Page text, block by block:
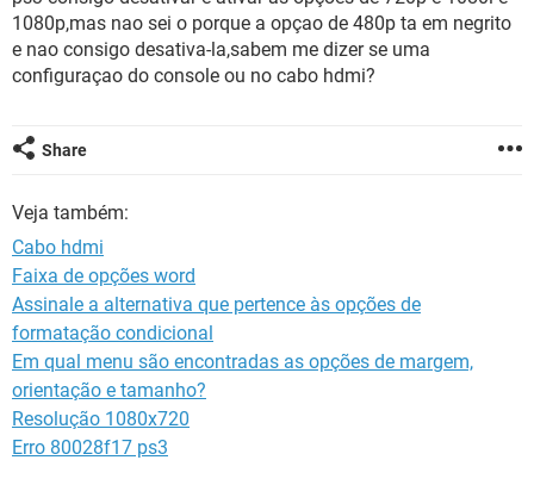
1080p,mas nao sei o porque a opçao de 480p ta em negrito
e nao consigo desativa-la,sabem me dizer se uma
configuraçao do console ou no cabo hdmi?
Share
Veja também:
Cabo hdmi
Faixa de opções word
Assinale a alternativa que pertence às opções de
formatação condicional
Em qual menu são encontradas as opções de margem,
orientação e tamanho?
Resolução 1080x720
Erro 80028f17 ps3